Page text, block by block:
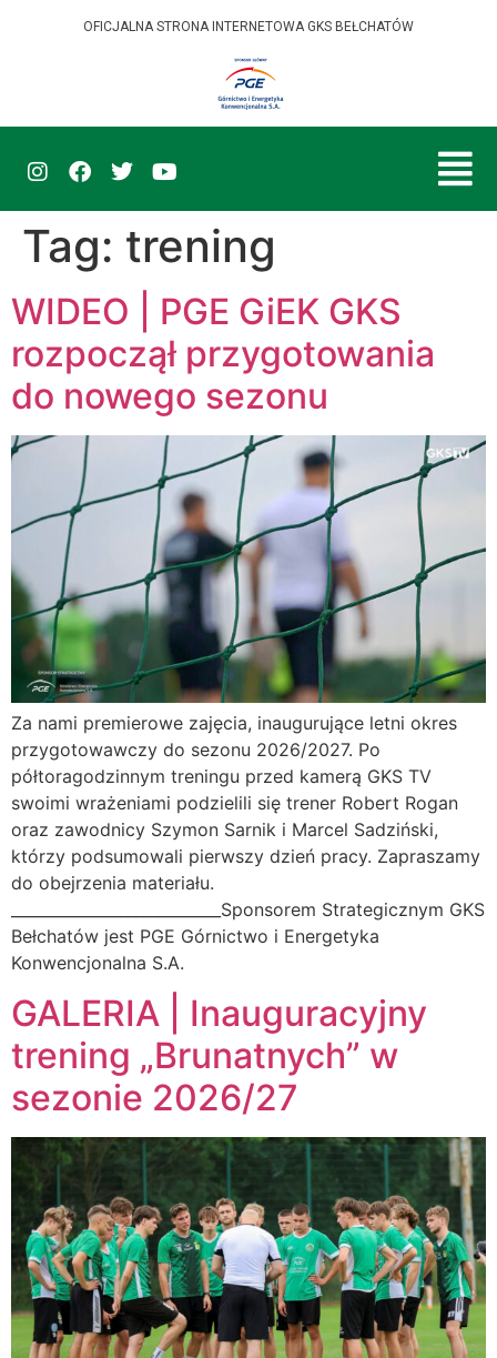
OFICJALNA STRONA INTERNETOWA GKS BEŁCHATÓW
Tag: trening
WIDEO | PGE GiEK GKS
rozpoczął przygotowania
do nowego sezonu
Za nami premierowe zajęcia, inaugurujące letni okres
przygotowawczy do sezonu 2026/2027. Po
półtoragodzinnym treningu przed kamerą GKS TV
swoimi wrażeniami podzielili się trener Robert Rogan
oraz zawodnicy Szymon Sarnik i Marcel Sadziński,
którzy podsumowali pierwszy dzień pracy. Zapraszamy
do obejrzenia materiału.
___________________________Sponsorem Strategicznym GKS
Bełchatów jest PGE Górnictwo i Energetyka
Konwencjonalna S.A.
GALERIA | Inauguracyjny
trening „Brunatnych” w
sezonie 2026/27